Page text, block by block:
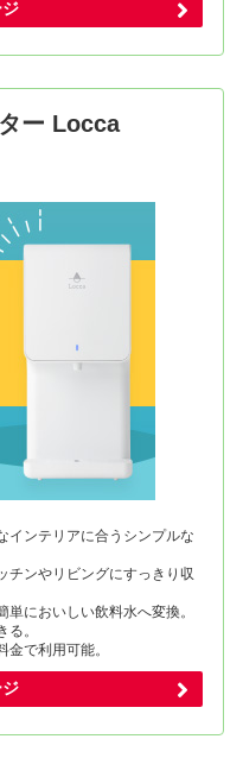
ー Locca
インテリアに合うシンプルな
チンやリビングにすっきり収
においしい飲料水へ変換。
。
金で利用可能。